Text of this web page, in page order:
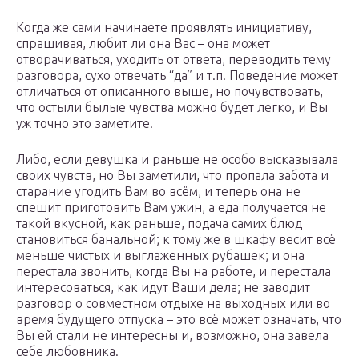
Когда же сами начинаете проявлять инициативу,
спрашивая, любит ли она Вас – она может
отворачиваться, уходить от ответа, переводить тему
разговора, сухо отвечать “да” и т.п. Поведение может
отличаться от описанного выше, но почувствовать,
что остыли былые чувства можно будет легко, и Вы
уж точно это заметите.
Либо, если девушка и раньше не особо высказывала
своих чувств, но Вы заметили, что пропала забота и
старание угодить Вам во всём, и теперь она не
спешит приготовить Вам ужин, а еда получается не
такой вкусной, как раньше, подача самих блюд
становиться банальной; к тому же в шкафу весит всё
меньше чистых и выглаженных рубашек; и она
перестала звонить, когда Вы на работе, и перестала
интересоваться, как идут Ваши дела; не заводит
разговор о совместном отдыхе на выходных или во
время будущего отпуска – это всё может означать, что
Вы ей стали не интересны и, возможно, она завела
себе любовника.